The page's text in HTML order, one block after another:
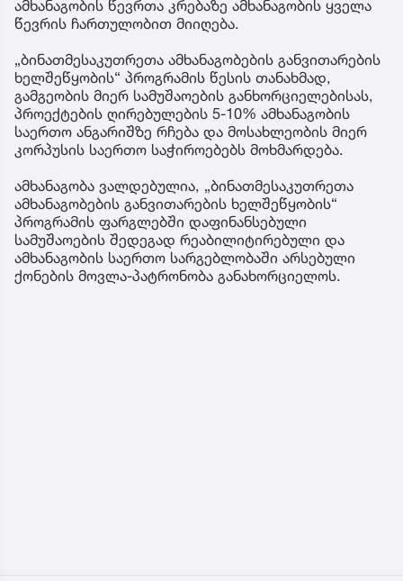
ამხანაგობის წევრთა კრებაზე ამხანაგობის ყველა
წევრის ჩართულობით მიიღება.
„ბინათმესაკუთრეთა ამხანაგობების განვითარების
ხელშეწყობის“ პროგრამის წესის თანახმად,
გამგეობის მიერ სამუშაოების განხორციელებისას,
პროექტების ღირებულების 5-10% ამხანაგობის
საერთო ანგარიშზე რჩება და მოსახლეობის მიერ
კორპუსის საერთო საჭიროებებს მოხმარდება.
ამხანაგობა ვალდებულია, „ბინათმესაკუთრეთა
ამხანაგობების განვითარების ხელშეწყობის“
პროგრამის ფარგლებში დაფინანსებული
სამუშაოების შედეგად რეაბილიტირებული და
ამხანაგობის საერთო სარგებლობაში არსებული
ქონების მოვლა-პატრონობა განახორციელოს.